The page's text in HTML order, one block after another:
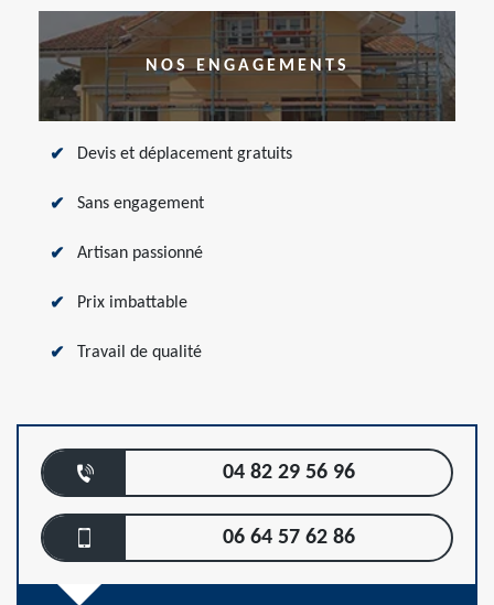
NOS ENGAGEMENTS
Devis et déplacement gratuits
Sans engagement
Artisan passionné
Prix imbattable
Travail de qualité
04 82 29 56 96
06 64 57 62 86